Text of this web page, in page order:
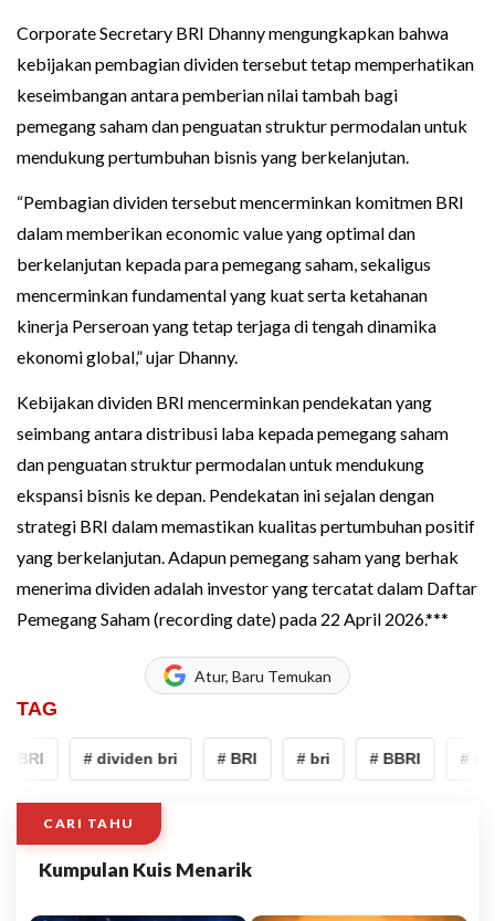
Corporate Secretary BRI Dhanny mengungkapkan bahwa
kebijakan pembagian dividen tersebut tetap memperhatikan
keseimbangan antara pemberian nilai tambah bagi
pemegang saham dan penguatan struktur permodalan untuk
mendukung pertumbuhan bisnis yang berkelanjutan.
“Pembagian dividen tersebut mencerminkan komitmen BRI
dalam memberikan economic value yang optimal dan
berkelanjutan kepada para pemegang saham, sekaligus
mencerminkan fundamental yang kuat serta ketahanan
kinerja Perseroan yang tetap terjaga di tengah dinamika
ekonomi global,” ujar Dhanny.
Kebijakan dividen BRI mencerminkan pendekatan yang
seimbang antara distribusi laba kepada pemegang saham
dan penguatan struktur permodalan untuk mendukung
ekspansi bisnis ke depan. Pendekatan ini sejalan dengan
strategi BRI dalam memastikan kualitas pertumbuhan positif
yang berkelanjutan. Adapun pemegang saham yang berhak
menerima dividen adalah investor yang tercatat dalam Daftar
Pemegang Saham (recording date) pada 22 April 2026.***
Atur, Baru Temukan
TAG
# dividen bri # BRI # bri # BBRI #
CARI TAHU
Kumpulan Kuis Menarik